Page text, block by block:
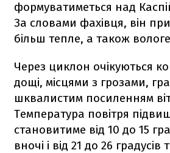
формуватиметься над
За словами фахівця, він
більш тепле, а також
Через циклон очікуються
дощі, місцями з грозами,
шквалистим посиленням
Температура повітря
становитиме від 10 до 15
вночі і від 21 до 26